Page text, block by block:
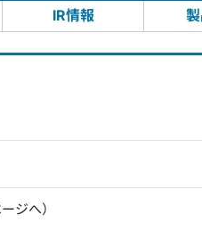
IR情報
ウィンドウで開きます
ジへ）